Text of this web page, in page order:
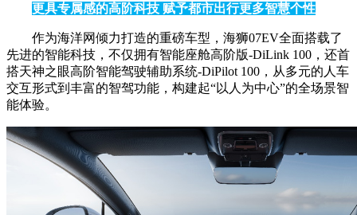
更具专属感的高阶科技 赋予都市出行更多智慧个性
作为海洋网倾力打造的重磅车型，海狮07EV全面搭载了
先进的智能科技，不仅拥有智能座舱高阶版-DiLink 100，还首
搭天神之眼高阶智能驾驶辅助系统-DiPilot 100，从多元的人车
交互形式到丰富的智驾功能，构建起“以人为中心”的全场景智
能体验。